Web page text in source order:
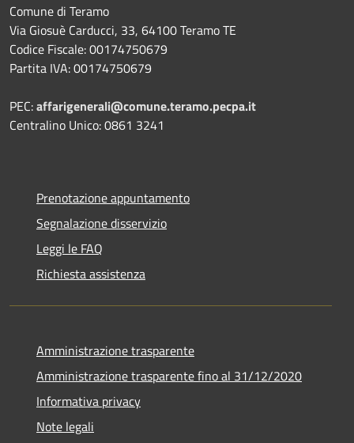
Comune di Teramo
Via Giosuè Carducci, 33, 64100 Teramo TE
Codice Fiscale: 00174750679
Partita IVA: 00174750679
PEC:affarigenerali@comune.teramo.pecpa.it
Centralino Unico: 0861 3241
Prenotazione appuntamento
Segnalazione disservizio
Leggi le FAQ
Richiesta assistenza
Amministrazione trasparente
Amministrazione trasparente fino al 31/12/2020
Informativa privacy
Note legali